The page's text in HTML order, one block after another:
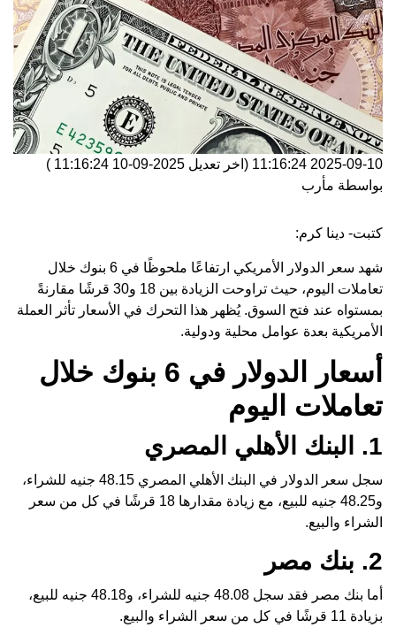
2025-09-10 11:16:24 (اخر تعديل 2025-09-10 11:16:24
)
بواسطة مأرب
كتبت- دينا كرم:
شهد سعر الدولار الأمريكي ارتفاعًا ملحوظًا في 6 بنوك خلال
تعاملات اليوم، حيث تراوحت الزيادة بين 18 و30 قرشًا مقارنةً
بمستواه عند فتح السوق. يُظهر هذا التحرك في الأسعار تأثر العملة
الأمريكية بعدة عوامل محلية ودولية.
أسعار الدولار في 6 بنوك خلال
تعاملات اليوم
1. البنك الأهلي المصري
سجل سعر الدولار في البنك الأهلي المصري 48.15 جنيه للشراء،
و48.25 جنيه للبيع، مع زيادة مقدارها 18 قرشًا في كل من سعر
الشراء والبيع.
2. بنك مصر
أما بنك مصر فقد سجل 48.08 جنيه للشراء، و48.18 جنيه للبيع،
بزيادة 11 قرشًا في كل من سعر الشراء والبيع.